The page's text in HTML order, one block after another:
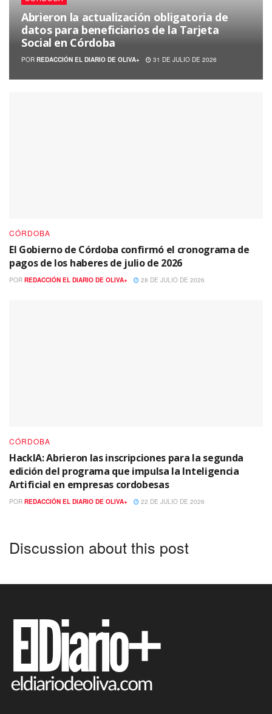
Abrieron la actualización obligatoria de
datos para beneficiarios de la Tarjeta
Social en Córdoba
POR REDACCIÓN EL DIARIO DE OLIVA+ 31 DE JULIO DE 2026
CÓRDOBA
El Gobierno de Córdoba confirmó el cronograma de
pagos de los haberes de julio de 2026
POR REDACCIÓN EL DIARIO DE OLIVA+ 28 DE JULIO DE 2026
CÓRDOBA
HackIA: Abrieron las inscripciones para la segunda
edición del programa que impulsa la Inteligencia
Artificial en empresas cordobesas
POR REDACCIÓN EL DIARIO DE OLIVA+ 22 DE JULIO DE 2026
Discussion about this post